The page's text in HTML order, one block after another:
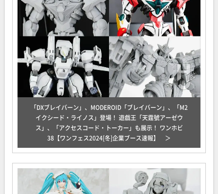
「DXブレイバーン」、MODEROID「ブレイバーン」、「M2
イクシード・ライノス」登場！ 遊戯王「天霆號アーゼウ
ス」、「アクセスコード・トーカー」も展示！ ワンホビ
38【ワンフェス2024[冬]企業ブース速報】